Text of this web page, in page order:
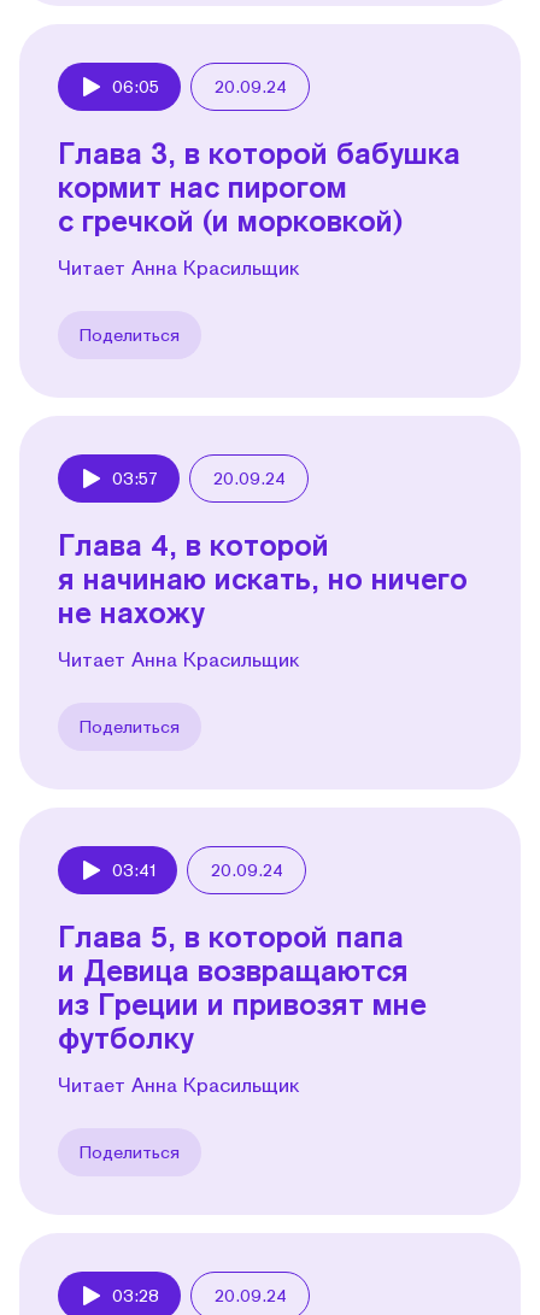
06:05 20.09.24
Глава 3, в которой бабушка
кормит нас пирогом
с гречкой (и морковкой)
Читает Анна Красильщик
Поделиться
03:57 20.09.24
Глава 4, в которой
я начинаю искать, но ничего
не нахожу
Читает Анна Красильщик
Поделиться
03:41 20.09.24
Глава 5, в которой папа
и Девица возвращаются
из Греции и привозят мне
футболку
Читает Анна Красильщик
Поделиться
03:28 20.09.24